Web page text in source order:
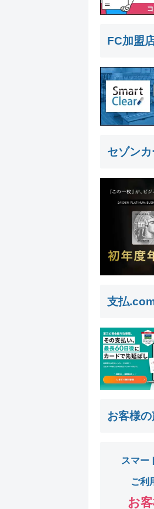
FC加盟
セゾンカ
支払
お客様の
スマー
ご利
お